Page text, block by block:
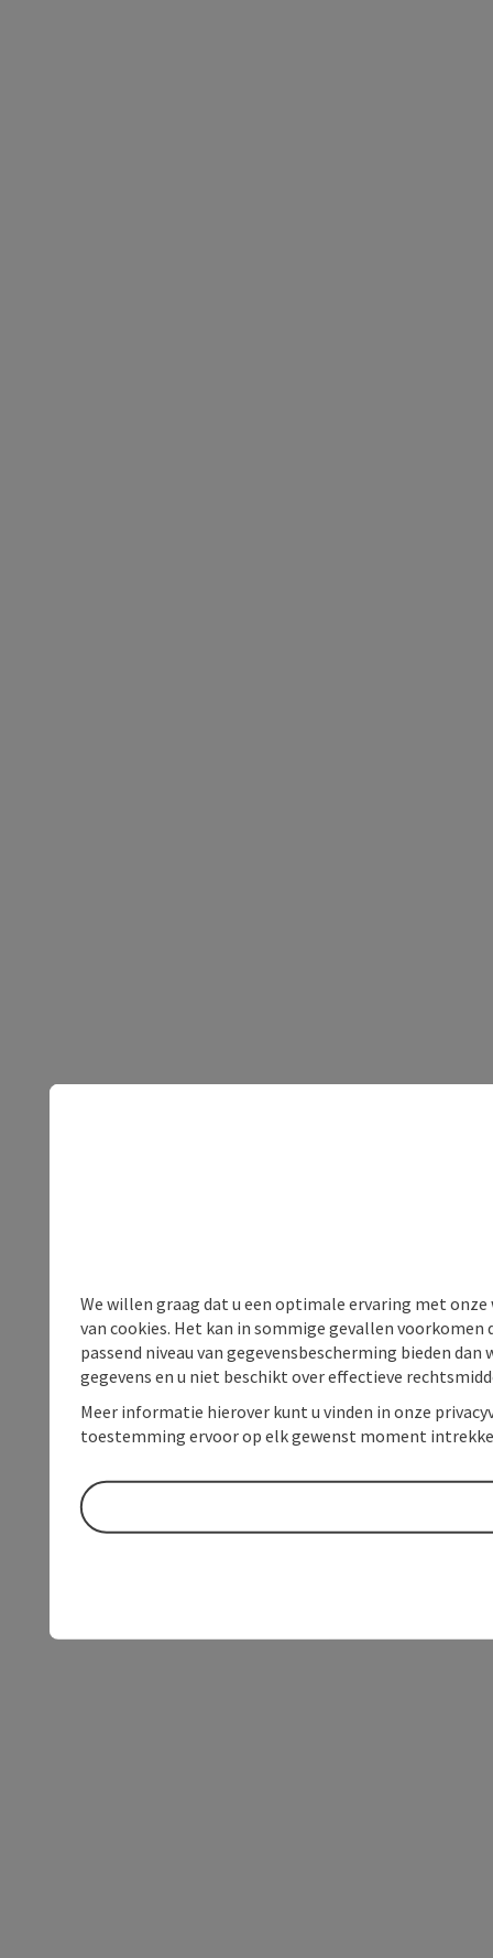
We willen graag dat u een optimale ervaring met
van cookies. Het kan in sommige gevallen voorkomen
passend niveau van gegevensbescherming bieden
gegevens en u niet beschikt over effectieve
Meer informatie hierover kunt u vinden in onze
toestemming ervoor op elk gewenst moment